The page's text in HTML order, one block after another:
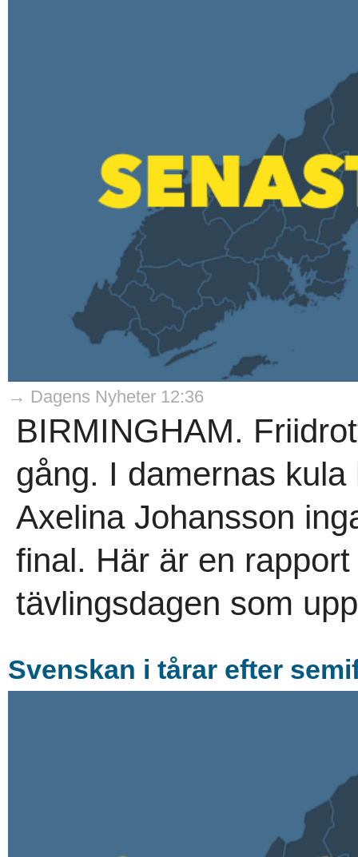
→ Dagens Nyheter 12:36
BIRMINGHAM.
gång. I damernas
Axelina Johansson
final. Här är en
tävlingsdagen som
Svenskan i tårar efter